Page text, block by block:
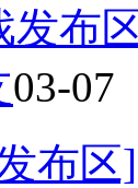
发布
03-07
布区]